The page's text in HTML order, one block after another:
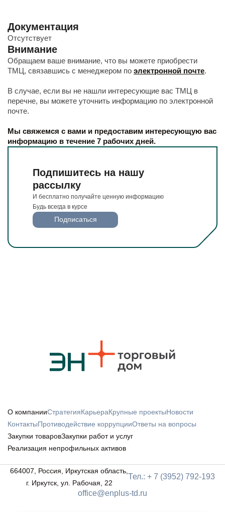
Документация
Отсутствует
Внимание
Обращаем ваше внимание, что вы можете приобрести
ТМЦ, связавшись с менеджером по электронной почте.
В случае, если вы не нашли интересующие вас ТМЦ в
перечне, вы можете уточнить информацию по электронной
почте.
Мы свяжемся с вами и предоставим интересующую вас
информацию в течение 7 рабочих дней.
Подпишитесь на нашу
рассылку
И бесплатно получайте ценную информацию
Будь всегда в курсе
Подписаться
О компанииСтратегияКарьераКрупные проектыНовости
КонтактыПротиводействие коррупцииОтветы на вопросы
Закупки товаровЗакупки работ и услуг
Реализация непрофильных активов
664007, Россия, Иркутская область,
г. Иркутск, ул. Рабочая, 22
Тел.: + 7 (3952) 792-193
office@enplus-td.ru